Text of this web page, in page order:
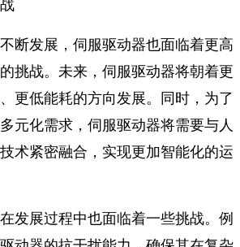
断发展，伺服驱动器也面临着更高
挑战。未来，伺服驱动器将朝着更
更低能耗的方向发展。同时，为了
元化需求，伺服驱动器将需要与人
术紧密融合，实现更加智能化的运
发展过程中也面临着一些挑战。例